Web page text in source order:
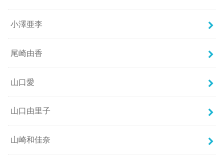
小澤亜李
尾崎由香
山口愛
山口由里子
山崎和佳奈